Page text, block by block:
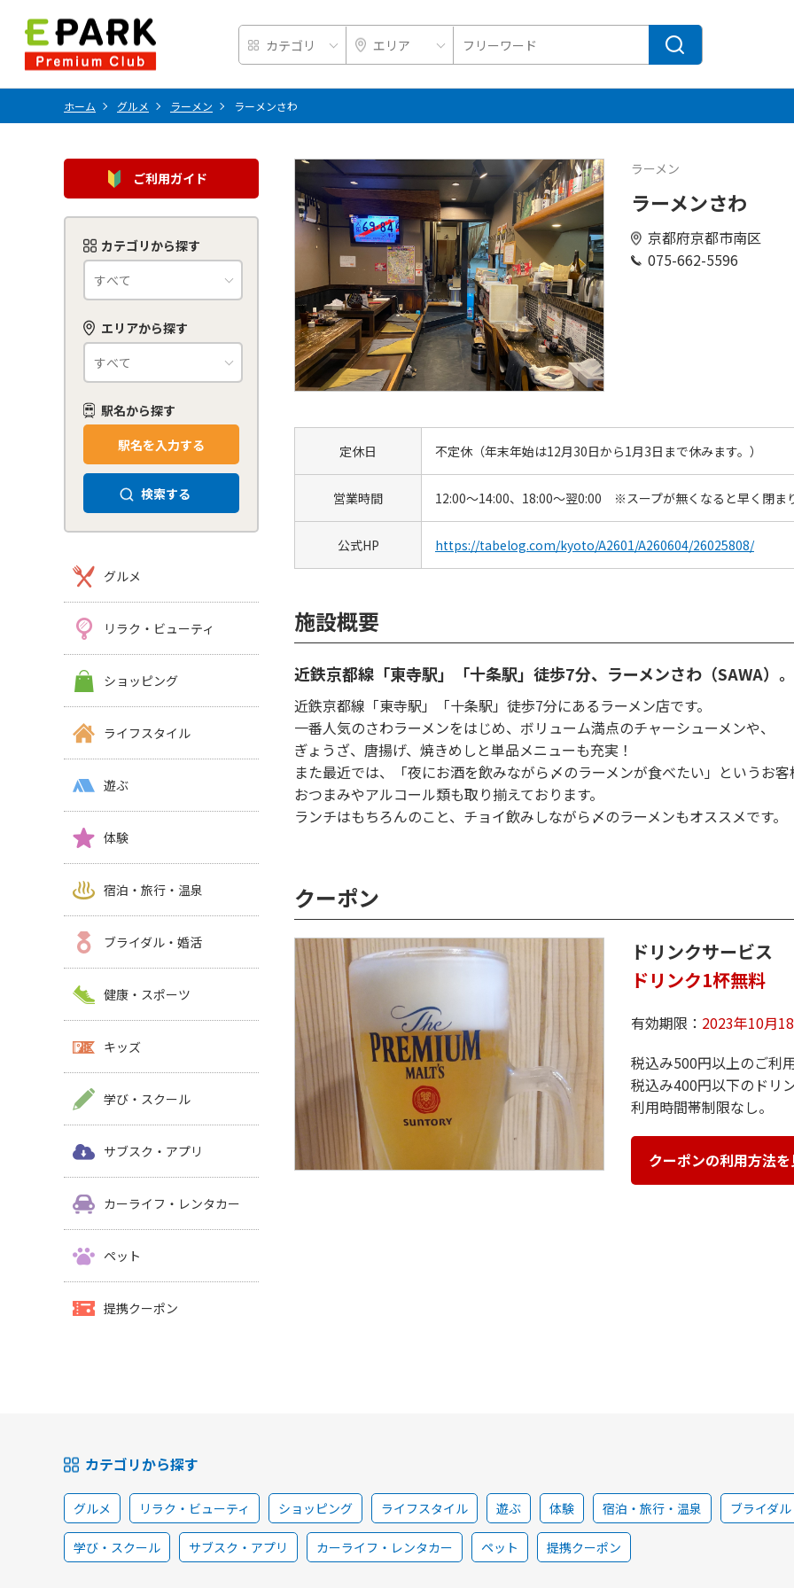
ホーム グルメ ラーメン ラーメンさわ
ご利用ガイド
カテゴリから探す
エリアから探す
駅名から探す
駅名を入力する
検索する
グルメ
リラク・ビューティ
ショッピング
ライフスタイル
遊ぶ
体験
宿泊・旅行・温泉
ブライダル・婚活
健康・スポーツ
キッズ
学び・スクール
サブスク・アプリ
カーライフ・レンタカー
ペット
提携クーポン
ラーメン
ラーメンさわ
京都府京都市南区
075-662-5596
定休日 不定休（年末年始は12月30日から1月3日まで休みます。）
営業時間 12:00～14:00、18:00～翌0:00 ※スープが無くなると早く閉まり
公式HP https://tabelog.com/kyoto/A2601/A260604/26025808/
施設概要
近鉄京都線「東寺駅」「十条駅」徒歩7分、ラーメンさわ（SAWA）。
近鉄京都線「東寺駅」「十条駅」徒歩7分にあるラーメン店です。
一番人気のさわラーメンをはじめ、ボリューム満点のチャーシューメンや、
ぎょうざ、唐揚げ、焼きめしと単品メニューも充実！
また最近では、「夜にお酒を飲みながら〆のラーメンが食べたい」というお
おつまみやアルコール類も取り揃えております。
ランチはもちろんのこと、チョイ飲みしながら〆のラーメンもオススメです。
クーポン
ドリンクサービス
ドリンク1杯無料
有効期限： 2023年10月
税込み500円以上のご利
税込み400円以下のドリ
利用時間帯制限なし。
クーポンの利用方法を
カテゴリから探す
グルメ リラク・ビューティ ショッピング ライフスタイル 遊ぶ 体験 宿泊・旅行・温泉 ブライダ
学び・スクール サブスク・アプリ カーライフ・レンタカー ペット 提携クーポン